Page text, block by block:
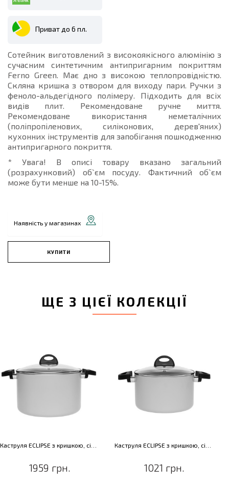
Приват до 6 пл.
Сотейник виготовлений з високоякісного алюмінію з
сучасним синтетичним антипригарним покриттям
Ferno Green. Має дно з високою теплопровідністю.
Скляна кришка з отвором для виходу пари. Ручки з
феноло-альдегідного полімеру. Підходить для всіх
видів плит. Рекомендоване ручне миття.
Рекомендоване використання неметалічних
(поліпропіленових, силіконових, дерев'яних)
кухонних інструментів для запобігання пошкодженню
антипригарного покриття.
* Увага! В описі товару вказано загальний
(розрахунковий) об`єм посуду. Фактичний об`єм
може бути менше на 10-15%.
Наявність у магазинах
КУПИТИ
ЩЕ З ЦІЄЇ КОЛЕКЦІЇ
1959 грн. 1021 грн.